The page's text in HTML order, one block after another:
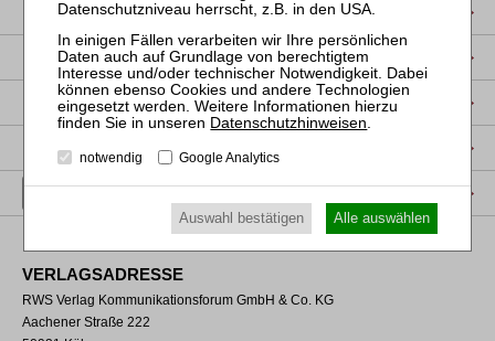
IMPRESSUM
DATENSCHUTZ
NUTZUNGSBESTIMMUNGEN/AGB
PRODUKTSICHERHEIT (GPSR)
VERTRAG WIDERRUFEN
VERLAGSADRESSE
RWS Verlag Kommunikationsforum GmbH & Co. KG
Aachener Straße 222
Datenschutzhinweisen.
notwendig Google Analytics
Auswahl bestätigen Alle auswählen